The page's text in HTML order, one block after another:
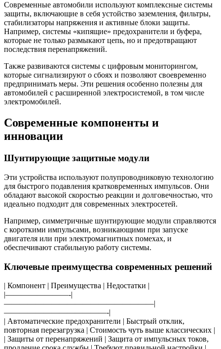
Современные автомобили используют комплексные системы
защиты, включающие в себя устойство заземления, фильтры,
стабилизаторы напряжения и активные блоки защиты.
Например, системы «кипящие» предохранители и буфера,
которые не только размыкают цепь, но и предотвращают
последствия перенапряжений.
Также развиваются системы с цифровым мониторингом,
которые сигнализируют о сбоях и позволяют своевременно
предпринимать меры. Эти решения особенно полезны для
автомобилей с расширенной электросистемой, в том числе
электромобилей.
Современные компоненты и
инновации
Шунтирующие защитные модули
Эти устройства используют полупроводниковую технологию
для быстрого подавления кратковременных импульсов. Они
обладают высокой скоростью реакции и долговечностью, что
идеально подходит для современных электросетей.
Например, симметричные шунтирующие модули справляются
с короткими импульсами, возникающими при запуске
двигателя или при электромагнитных помехах, и
обеспечивают стабильную работу системы.
Ключевые преимущества современных решений
| Компонент | Преимущества | Недостатки |
|————————-|
———————————————————|
—————————————-|
| Автоматические предохранители | Быстрый отклик,
повторная перезагрузка | Стоимость чуть выше классических |
| Защиты от перенапряжений | Защита от импульсных токов,